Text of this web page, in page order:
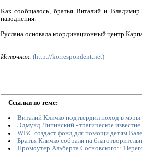
Как сообщалось, братья Виталий и
наводнения.
Руслана основала координационный центр
Источник: (http://korrespondent.net)
Ссылки по теме:
Виталий Кличко подтвердил поход в мэры
Эдмунд Липинский - трагическое
WBC создаст фонд для помощи детям
Братья Кличко собрали на
Промоутер Альберта